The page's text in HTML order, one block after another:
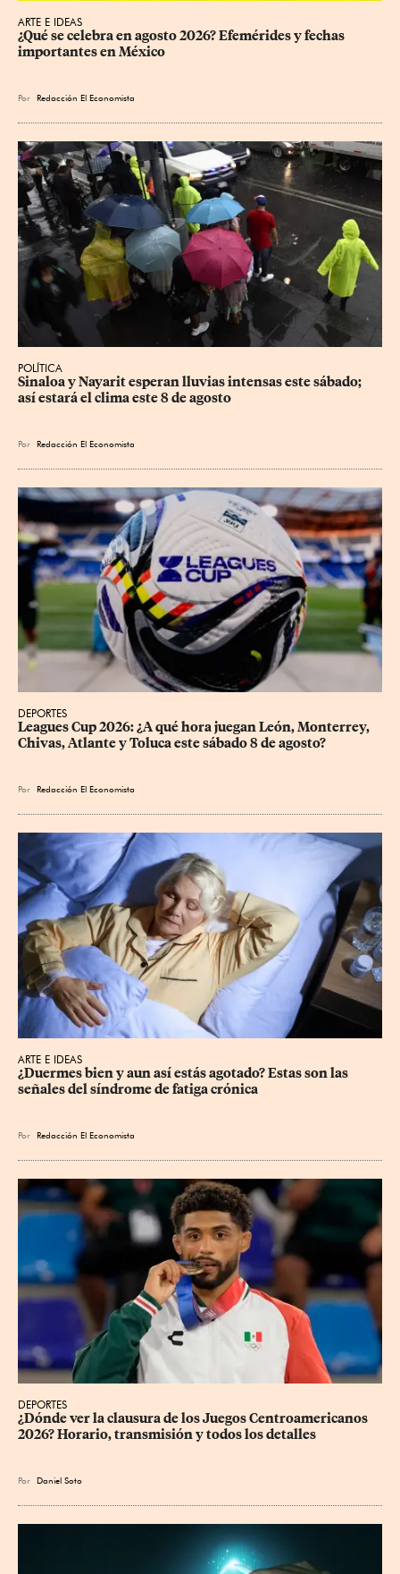
ARTE E IDEAS
¿Qué se celebra en agosto 2026? Efemérides y fechas
importantes en México
Por Redacción El Economista
POLÍTICA
Sinaloa y Nayarit esperan lluvias intensas este sábado;
así estará el clima este 8 de agosto
Por Redacción El Economista
DEPORTES
Leagues Cup 2026: ¿A qué hora juegan León, Monterrey,
Chivas, Atlante y Toluca este sábado 8 de agosto?
Por Redacción El Economista
ARTE E IDEAS
¿Duermes bien y aun así estás agotado? Estas son las
señales del síndrome de fatiga crónica
Por Redacción El Economista
DEPORTES
¿Dónde ver la clausura de los Juegos Centroamericanos
2026? Horario, transmisión y todos los detalles
Por Daniel Soto